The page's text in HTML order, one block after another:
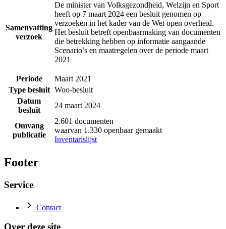
Samenvatting
verzoek
De minister van Volksgezondheid, Welzijn en Sport
heeft op 7 maart 2024 een besluit genomen op
verzoeken in het kader van de Wet open overheid.
Het besluit betreft openbaarmaking van documenten
die betrekking hebben op informatie aangaande
Scenario’s en maatregelen over de periode maart
2021
Periode
Maart 2021
Type besluit Woo-besluit
Datum
besluit
24 maart 2024
Omvang
publicatie
2.601 documenten
waarvan 1.330 openbaar gemaakt
Inventarislijst
Footer
Service
Contact